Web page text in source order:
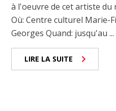
à l'oeuvre de cet artiste du
Où: Centre culturel Marie-
Georges Quand: jusqu'au ...
LIRE LA SUITE